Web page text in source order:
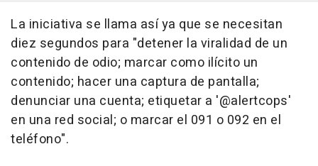
La iniciativa se llama así ya que se necesitan
diez segundos para "detener la viralidad de un
contenido de odio; marcar como ilícito un
contenido; hacer una captura de pantalla;
denunciar una cuenta; etiquetar a '@alertcops'
en una red social; o marcar el 091 o 092 en el
teléfono".